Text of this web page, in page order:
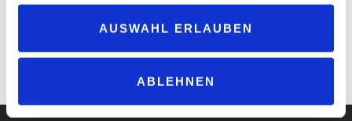
AUSWAHL ERLAUBEN
ABLEHNEN
Autowäsche und erweiterte 2022 seine Aufgaben um die Leitung
des Ressorts Planen & Bauen.